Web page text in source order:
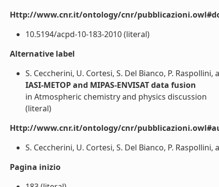
Http://www.cnr.it/ontology/cnr/
10.5194/acpd-10-183-2010 (literal)
Alternative label
S. Ceccherini, U. Cortesi, S. Del Bianco, P. Raspollini,
IASI-METOP and MIPAS-ENVISAT data fusion
in Atmospheric chemistry and physics discussion
(literal)
Http://www.cnr.it/ontology/cnr/
S. Ceccherini, U. Cortesi, S. Del Bianco, P. Raspollini,
Pagina inizio